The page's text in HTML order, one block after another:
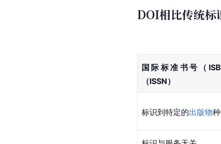
DOI相比传统标
国际标准书号（
（ISSN）
标识到特定的出版物